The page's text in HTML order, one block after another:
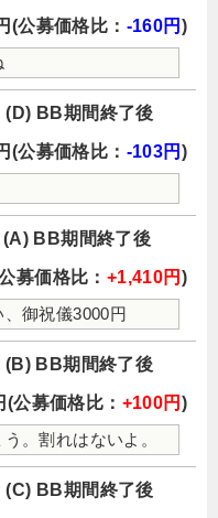
(公募価格比： -160円 )
(D) BB期間終了後
(公募価格比： -103円 )
BB期間終了後
募価格比： +1,410円 )
御祝儀3000円
(B) BB期間終了後
公募価格比： +100円 )
。割れはないよ。
(C) BB期間終了後